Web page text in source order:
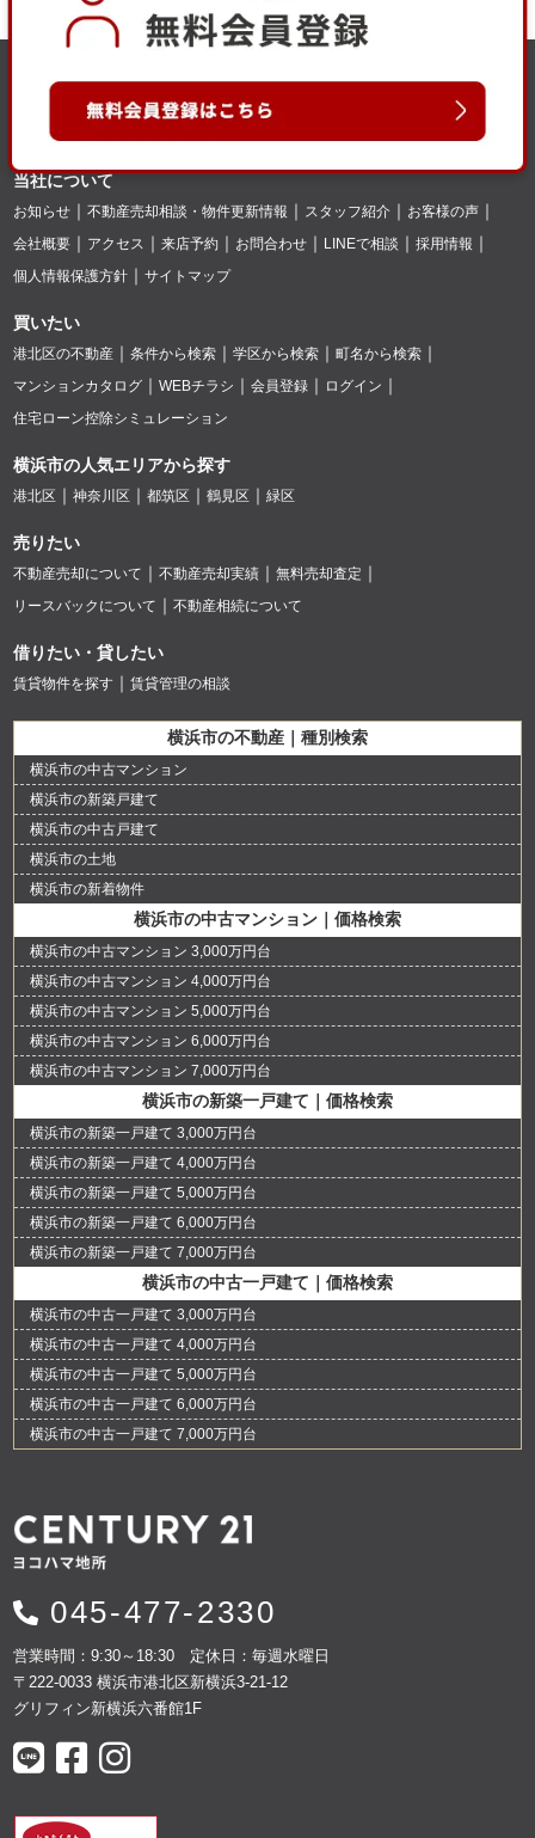
当社について
お知らせ 不動産売却相談・物件更新情報 スタッフ紹介
お客様の声
会社概要
アクセス 来店予約 お問合わせ LINEで相談
採用情報
個人情報保護方針
サイトマップ
買いたい
港北区の不動産 条件から検索 学区から検索
町名から検索
マンションカタログ
WEBチラシ 会員登録
ログイン
住宅ローン控除シミュレーション
横浜市の人気エリアから探す
港北区 神奈川区 都筑区 鶴見区 緑区
売りたい
不動産売却について 不動産売却実績
無料売却査定
リースバックについて
不動産相続について
借りたい・貸したい
賃貸物件を探す 賃貸管理の相談
横浜市の不動産｜種別検索
横浜市の中古マンション
横浜市の新築戸建て
横浜市の中古戸建て
横浜市の土地
横浜市の新着物件
横浜市の中古マンション｜価格検索
横浜市の中古マンション 3,000万円台
横浜市の中古マンション 4,000万円台
横浜市の中古マンション 5,000万円台
横浜市の中古マンション 6,000万円台
横浜市の中古マンション 7,000万円台
横浜市の新築一戸建て｜価格検索
横浜市の新築一戸建て 3,000万円台
横浜市の新築一戸建て 4,000万円台
横浜市の新築一戸建て 5,000万円台
横浜市の新築一戸建て 6,000万円台
横浜市の新築一戸建て 7,000万円台
横浜市の中古一戸建て｜価格検索
横浜市の中古一戸建て 3,000万円台
横浜市の中古一戸建て 4,000万円台
横浜市の中古一戸建て 5,000万円台
横浜市の中古一戸建て 6,000万円台
横浜市の中古一戸建て 7,000万円台
045-477-2330
営業時間：9:30～18:30 定休日：毎週水曜日
〒222-0033 横浜市港北区新横浜3-21-12
グリフィン新横浜六番館1F